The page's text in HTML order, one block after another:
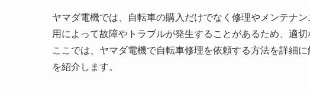
ヤマダ電機では、自転車の購入だけでなく修理やメンテナ
用によって故障やトラブルが発生することがあるため、適
ここでは、ヤマダ電機で自転車修理を依頼する方法を詳細
を紹介します。